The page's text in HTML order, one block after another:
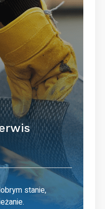
stanie,